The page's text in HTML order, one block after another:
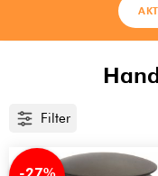
Filter
-27%